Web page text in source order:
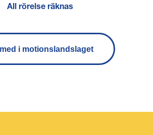
All rörelse räknas
i motionslandslaget